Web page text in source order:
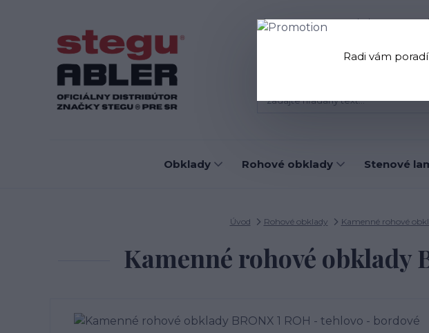
Blog Doprava a platba
Obklady Rohové obklady Stenové
Úvod Rohové obklady Kamenné rohové
Kamenné rohové obklady
Radi vám